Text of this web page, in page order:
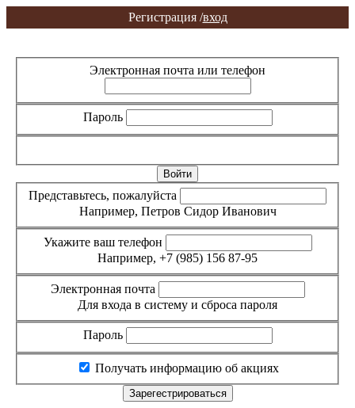
Регистрация /вход
Электронная почта или телефон
Пароль
Представьтесь, пожалуйста
Например, Петров Сидор Иванович
Укажите ваш телефон
Например, +7 (985) 156 87-95
Электронная почта
Для входа в систему и сброса пароля
Пароль
Получать информацию об акциях